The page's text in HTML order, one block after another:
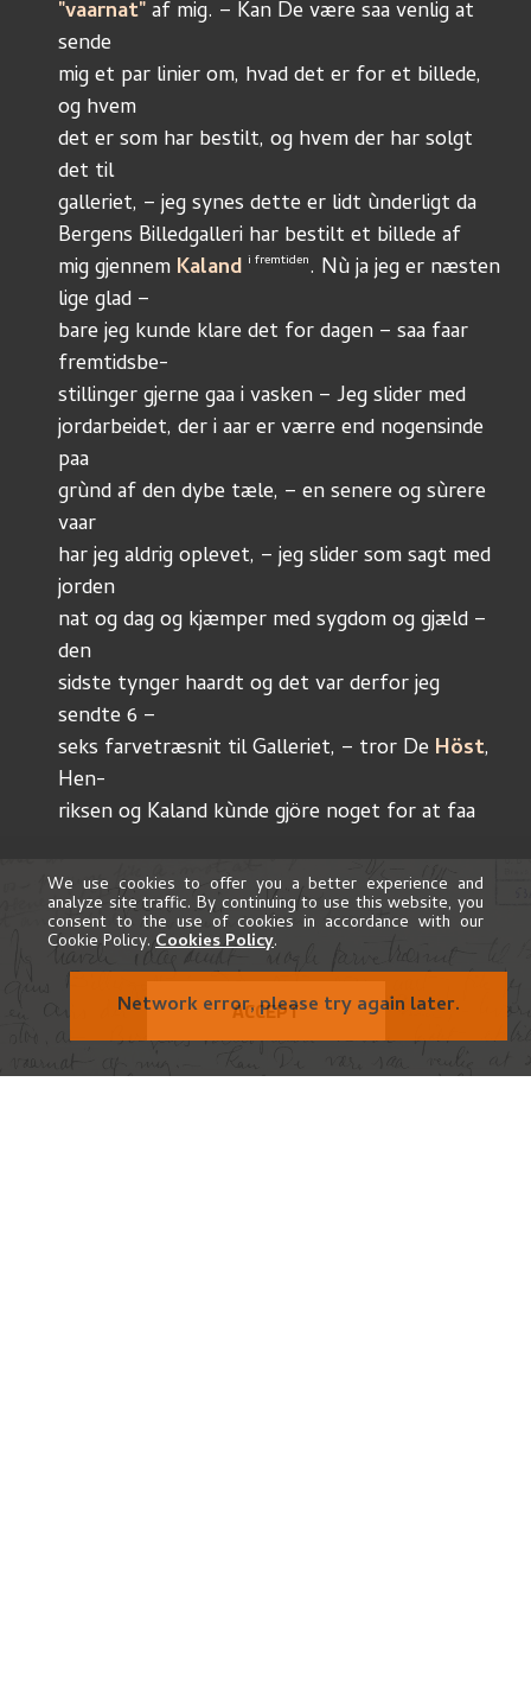
"vaarnat"
ende
mig et par linier om, hvad det er for et billede,
og hvem
det er som har bestilt, og hvem der har solgt
det til
galleriet, – jeg synes dette er lidt ùnderligt da
Bergens Billedgalleri har bestilt et billede af
mig gjennem Kaland i fremtiden. Nù ja jeg er næsten
lige glad –
bare jeg kunde klare det for dagen – saa faar
fremtidsbe-
stillinger gjerne gaa i vasken – Jeg slider med
jordarbeidet, der i aar er værre end nogensinde
paa
grùnd af den dybe tæle, – en senere og sùrere
vaar
har jeg aldrig oplevet, – jeg slider som sagt med
jorden
nat og dag og kjæmper med sygdom og gjæld –
den
sidste tynger haardt og det var derfor jeg
sendte 6 –
seks farvetræsnit til Galleriet, – tror De Höst,
Hen-
riksen og Kaland kùnde gjöre noget for at faa
indkjöbt til galleriet – jeg maa have 400 Kr. for
dem
det er 110 Kr. ùnder de faste priser. Skulde man
være
misfornöiet med trykkene, kan jeg sende andre,
som
jeg har i arbeide – men ikke nù i vaar onnen kan
We use cookies to offer you a better experience and
analyze site traffic. By continuing to use this website, you
consent to the use of cookies in accordance with our
Cookie Policy. Cookies Policy.
ACCEPT
Network error, please try again later.